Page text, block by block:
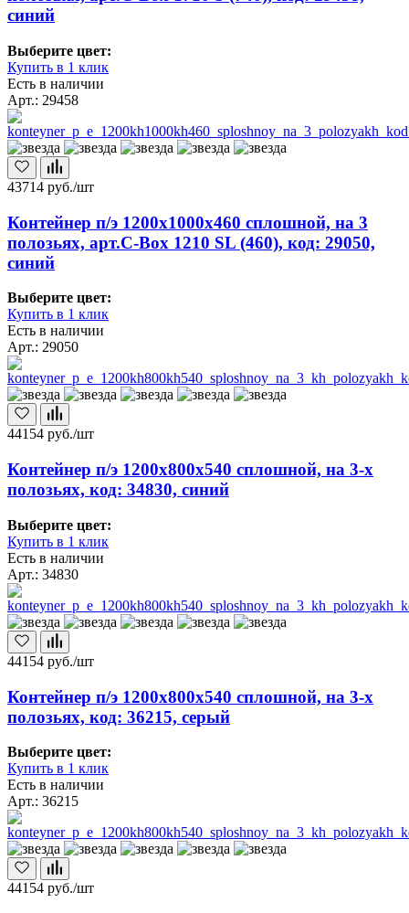
синий
Выберите цвет:
Купить в 1 клик
Есть в наличии
Арт.: 29458
43714 руб./шт
Контейнер п/э 1200х1000х460 сплошной, на 3
полозьях, арт.C-Box 1210 SL (460), код: 29050,
синий
Выберите цвет:
Купить в 1 клик
Есть в наличии
Арт.: 29050
44154 руб./шт
Контейнер п/э 1200х800х540 сплошной, на 3-х
полозьях, код: 34830, синий
Выберите цвет:
Купить в 1 клик
Есть в наличии
Арт.: 34830
44154 руб./шт
Контейнер п/э 1200х800х540 сплошной, на 3-х
полозьях, код: 36215, серый
Выберите цвет:
Купить в 1 клик
Есть в наличии
Арт.: 36215
44154 руб./шт